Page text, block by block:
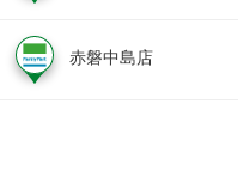
赤磐中島店